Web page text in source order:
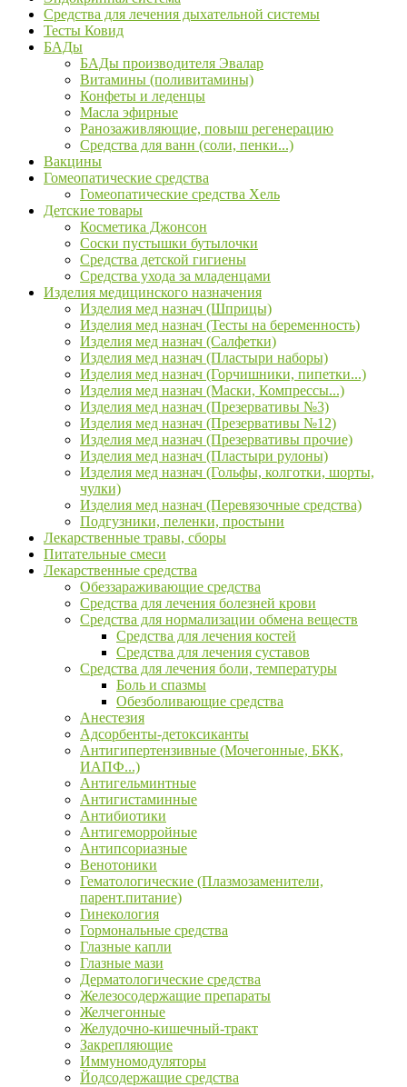
Средства для лечения дыхательной системы
Тесты Ковид
БАДы
БАДы производителя Эвалар
Витамины (поливитамины)
Конфеты и леденцы
Масла эфирные
Ранозаживляющие, повыш регенерацию
Средства для ванн (соли, пенки...)
Вакцины
Гомеопатические средства
Гомеопатические средства Хель
Детские товары
Косметика Джонсон
Соски пустышки бутылочки
Средства детской гигиены
Средства ухода за младенцами
Изделия медицинского назначения
Изделия мед назнач (Шприцы)
Изделия мед назнач (Тесты на беременность)
Изделия мед назнач (Салфетки)
Изделия мед назнач (Пластыри наборы)
Изделия мед назнач (Горчишники, пипетки...)
Изделия мед назнач (Маски, Компрессы...)
Изделия мед назнач (Презервативы №3)
Изделия мед назнач (Презервативы №12)
Изделия мед назнач (Презервативы прочие)
Изделия мед назнач (Пластыри рулоны)
Изделия мед назнач (Гольфы, колготки, шорты,
чулки)
Изделия мед назнач (Перевязочные средства)
Подгузники, пеленки, простыни
Лекарственные травы, сборы
Питательные смеси
Лекарственные средства
Обеззараживающие средства
Средства для лечения болезней крови
Средства для нормализации обмена веществ
Средства для лечения костей
Средства для лечения суставов
Средства для лечения боли, температуры
Боль и спазмы
Обезболивающие средства
Анестезия
Адсорбенты-детоксиканты
Антигипертензивные (Мочегонные, БКК,
ИАПФ...)
Антигельминтные
Антигистаминные
Антибиотики
Антигеморройные
Антипсориазные
Венотоники
Гематологические (Плазмозаменители,
парент.питание)
Гинекология
Гормональные средства
Глазные капли
Глазные мази
Дерматологические средства
Железосодержащие препараты
Желчегонные
Желудочно-кишечный-тракт
Закрепляющие
Иммуномодуляторы
Йодсодержащие средства